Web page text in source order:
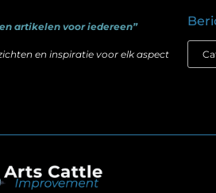
artikelen voor iedereen”
en inspiratie voor elk aspect